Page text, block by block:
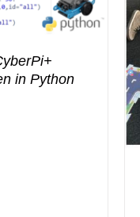
in Python